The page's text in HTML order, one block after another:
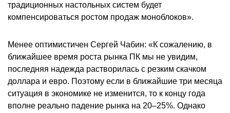
традиционных настольных систем будет
компенсироваться ростом продаж моноблоков».
Менее оптимистичен Сергей Чабин: «К сожалению, в
ближайшее время роста рынка ПК мы не увидим,
последняя надежда растворилась с резким скачком
доллара и евро. Поэтому если в ближайшие три месяца
ситуация в экономике не изменится, то к концу года
вполне реально падение рынка на 20–25%. Однако